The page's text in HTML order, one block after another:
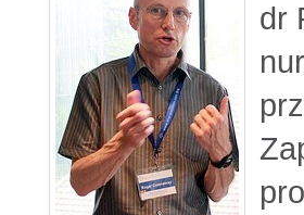
dr